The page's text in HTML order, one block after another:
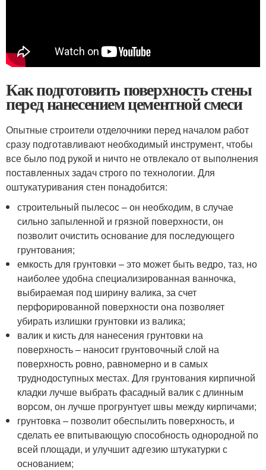
Как подготовить поверхность стены
перед нанесением цементной смеси
Опытные строители отделочники перед началом работ
сразу подготавливают необходимый инструмент, чтобы
все было под рукой и ничто не отвлекало от выполнения
поставленных задач строго по технологии. Для
оштукатуривания стен понадобится:
строительный пылесос – он необходим, в случае
сильно запыленной и грязной поверхности, он
позволит очистить основание для последующего
грунтования;
емкость для грунтовки – это может быть ведро, таз, но
наиболее удобна специализированная ванночка,
выбираемая под ширину валика, за счет
перфорированной поверхности она позволяет
убирать излишки грунтовки из валика;
валик и кисть для нанесения грунтовки на
поверхность – наносит грунтовочный слой на
поверхность ровно, равномерно и в самых
труднодоступных местах. Для грунтования кирпичной
кладки лучше выбрать фасадный валик с длинным
ворсом, он лучше прогрунтует швы между кирпичами;
грунтовка – позволит обеспылить поверхность, и
сделать ее впитывающую способность однородной по
всей площади, и улучшит адгезию штукатурки с
основанием;